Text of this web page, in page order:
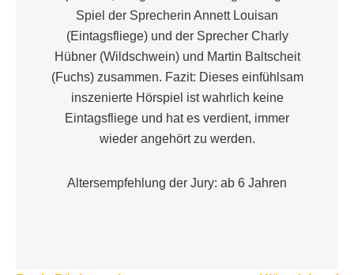
Spiel der Sprecherin Annett Louisan
(Eintagsfliege) und der Sprecher Charly
Hübner (Wildschwein) und Martin Baltscheit
(Fuchs) zusammen. Fazit: Dieses einfühlsam
inszenierte Hörspiel ist wahrlich keine
Eintagsfliege und hat es verdient, immer
wieder angehört zu werden.
Altersempfehlung der Jury: ab 6 Jahren